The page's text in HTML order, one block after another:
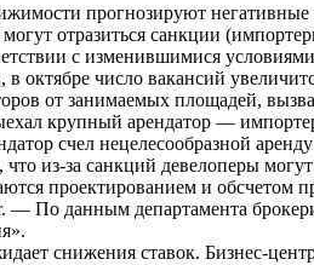
прогнозируют негативные
отразиться санкции
с изменившимися
октябре число вакансий
от занимаемых площадей,
крупный арендатор —
счел нецелесообразной
из-за санкций девелоперы
проектированием и обсчетом
По данным департамента
снижения ставок. Бизнес-